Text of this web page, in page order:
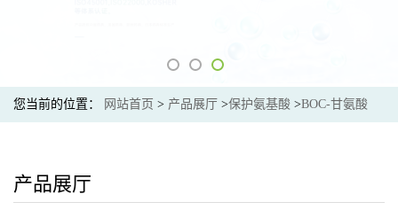
您当前的位置： 网站首页 > 产品展厅 >保护氨基酸 >BOC-甘氨酸
产品展厅